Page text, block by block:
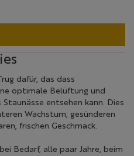
dafür, das dass
optimale Belüftung und
entsehen kann. Dies
Wachstum, gesünderen
frischen Geschmack.
Bedarf, alle paar Jahre, beim